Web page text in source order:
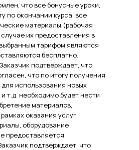
что все бонусные уроки,
по окончании курса, все
материалы (рабочая
случае их предоставления в
тарифом являются
бесплатно.
подтверждает, что
что по итогу получения
для использования новых
т.д. необходимо будет нести
материалов,
оказания услуг
оборудование
предоставляется.
подтверждает, что